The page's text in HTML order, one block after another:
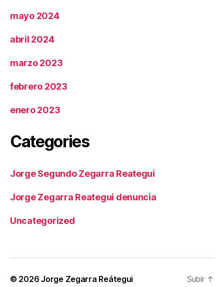
mayo 2024
abril 2024
marzo 2023
febrero 2023
enero 2023
Categories
Jorge Segundo Zegarra Reategui
Jorge Zegarra Reategui denuncia
Uncategorized
© 2026Jorge Zegarra Reátegui Subir ↑